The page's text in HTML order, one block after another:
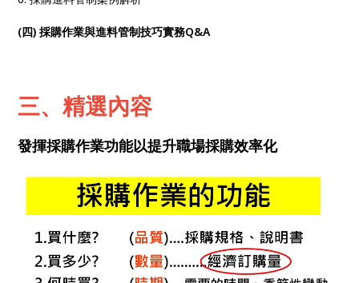
(四) 採購作業與進料管制技巧實務Q&A
三、精選內容
發揮採購作業功能以提升職場採購效率化